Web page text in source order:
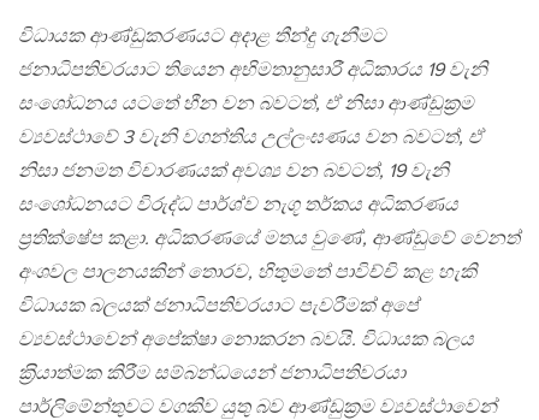
විධායක ආණ්ඩුකරණයට අදාළ තීන්දු ගැනීමට
ජනාධිපතිවරයාට තියෙන අභිමතානුසාරී අධිකාරය 19 වැනි
සංශෝධනය යටතේ හීන වන බවටත්, ඒ නිසා ආණ්ඩුක‍්‍රම
ව්‍යවස්ථාවේ 3 වැනි වගන්තිය උල්ලංඝණය වන බවටත්, ඒ
නිසා ජනමත විචාරණයක් අවශ්‍ය වන බවටත්, 19 වැනි
සංශෝධනයට විරුද්ධ පාර්ශ්ව නැගූ තර්කය අධිකරණය
ප‍්‍රතික්ෂේප කළා. අධිකරණයේ මතය වුණේ, ආණ්ඩුවේ වෙනත්
අංශවල පාලනයකින් තොරව, හිතුමතේ පාවිච්චි කළ හැකි
විධායක බලයක් ජනාධිපතිවරයාට පැවරීමක් අපේ
ව්‍යවස්ථාවෙන් අපේක්ෂා නොකරන බවයි. විධායක බලය
ක‍්‍රියාත්මක කිරීම සම්බන්ධයෙන් ජනාධිපතිවරයා
පාර්ලිමේන්තුවට වගකිව යුතු බව ආණ්ඩුක‍්‍රම ව්‍යවස්ථාවෙන්